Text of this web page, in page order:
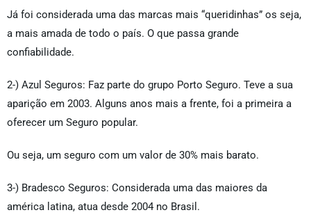
Já foi considerada uma das marcas mais “queridinhas” os seja,
a mais amada de todo o país. O que passa grande
confiabilidade.
2-) Azul Seguros: Faz parte do grupo Porto Seguro. Teve a sua
aparição em 2003. Alguns anos mais a frente, foi a primeira a
oferecer um Seguro popular.
Ou seja, um seguro com um valor de 30% mais barato.
3-) Bradesco Seguros: Considerada uma das maiores da
américa latina, atua desde 2004 no Brasil.